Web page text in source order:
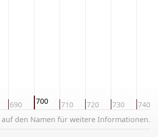
690 700 710 720 730 740
auf den Namen für weitere Informationen.